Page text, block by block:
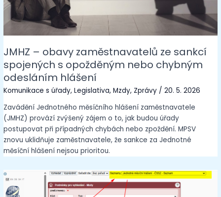
JMHZ – obavy zaměstnavatelů ze sankcí
spojených s opožděným nebo chybným
odesláním hlášení
Komunikace s úřady,Legislativa,Mzdy, Zprávy /20. 5. 2026
Zavádění Jednotného měsíčního hlášení zaměstnavatele
(JMHZ) provází zvýšený zájem o to, jak budou úřady
postupovat při případných chybách nebo zpoždění. MPSV
znovu uklidňuje zaměstnavatele, že sankce za Jednotné
měsíční hlášení nejsou prioritou.